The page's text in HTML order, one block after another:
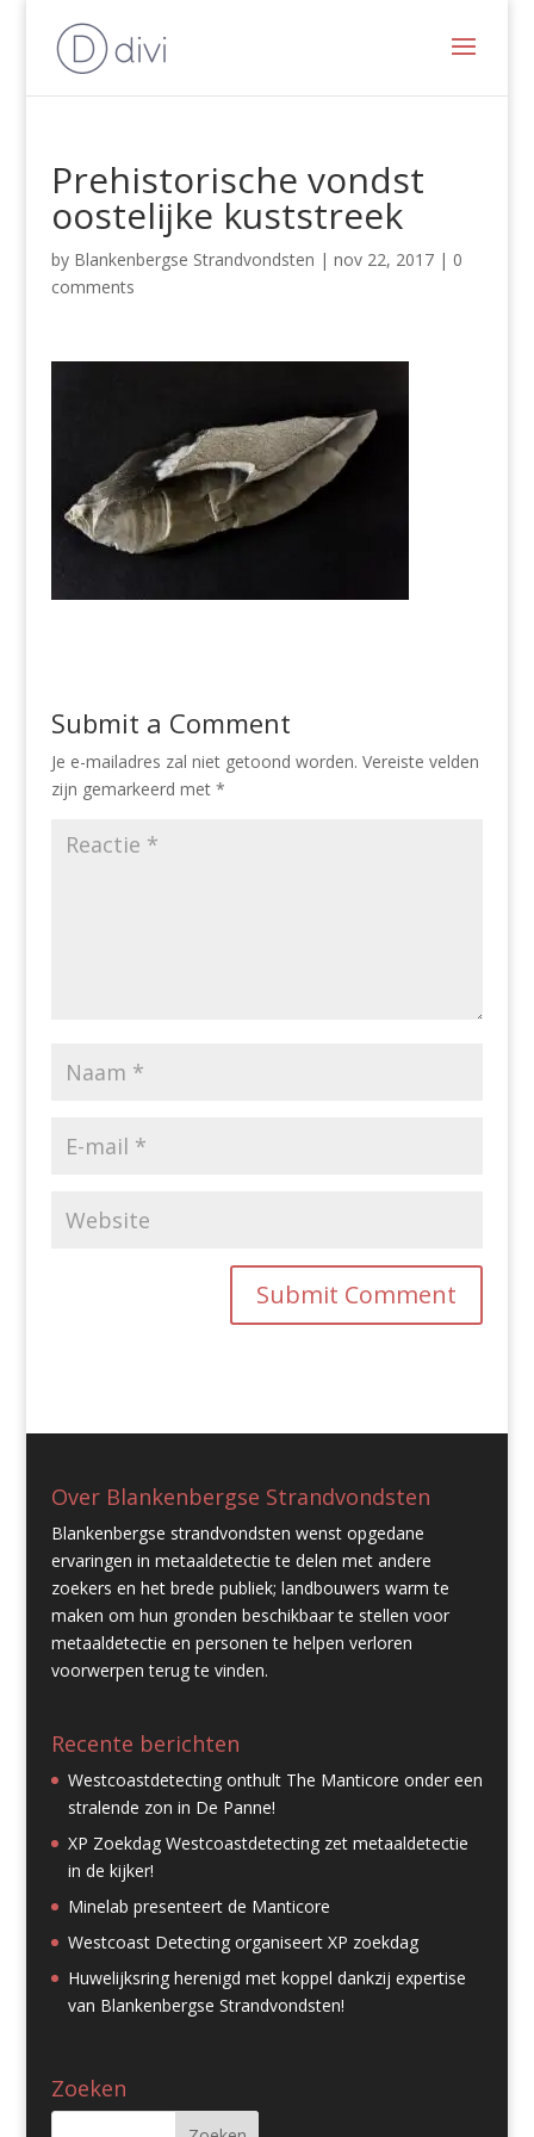
Prehistorische vondst
oostelijke kuststreek
by Blankenbergse Strandvondsten | nov 22, 2017| 0
comments
Submit a Comment
Je e-mailadres zal niet getoond worden. Vereiste velden
zijn gemarkeerd met *
Over Blankenbergse Strandvondsten
Blankenbergse strandvondsten wenst opgedane
ervaringen in metaaldetectie te delen met andere
zoekers en het brede publiek; landbouwers warm te
maken om hun gronden beschikbaar te stellen voor
metaaldetectie en personen te helpen verloren
voorwerpen terug te vinden.
Recente berichten
Westcoastdetecting onthult The Manticore onder een
stralende zon in De Panne!
XP Zoekdag Westcoastdetecting zet metaaldetectie
in de kijker!
Minelab presenteert de Manticore
Westcoast Detecting organiseert XP zoekdag
Huwelijksring herenigd met koppel dankzij expertise
van Blankenbergse Strandvondsten!
Zoeken